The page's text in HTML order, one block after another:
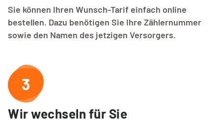
Sie können Ihren Wunsch-Tarif einfach online
bestellen. Dazu benötigen Sie Ihre Zählernummer
sowie den Namen des jetzigen Versorgers.
3
Wir wechseln für Sie